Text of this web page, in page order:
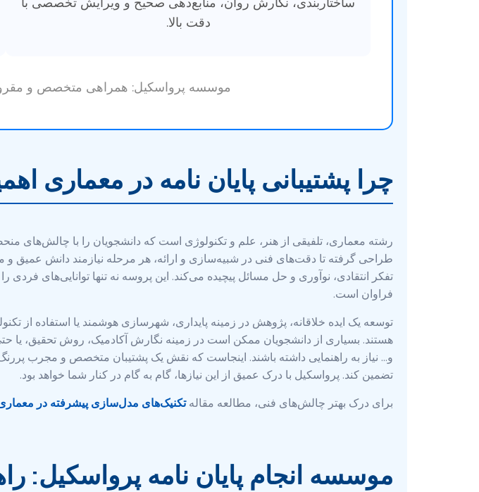
دقت بالا.
موسسه پرواسکیل: همراهی متخصص و
چرا پشتیبانی پایان نامه در معماری
رشته معماری، تلفیقی از هنر، علم و تکنولوژی است که دانشجویان را با چالش‌های
طراحی گرفته تا دقت‌های فنی در شبیه‌سازی و ارائه، هر مرحله نیازمند دانش عمیق و
تفکر انتقادی، نوآوری و حل مسائل پیچیده می‌کند. این پروسه نه تنها توانایی‌های
فراوان است.
توسعه یک ایده خلاقانه، پژوهش در زمینه پایداری، شهرسازی هوشمند یا استفاده
و… نیاز به راهنمایی داشته باشند. اینجاست که نقش یک پشتیبان متخصص و مجرب
تضمین کند. پرواسکیل با درک عمیق از این نیازها، گام به گام در کنار شما خواهد بود.
برای درک بهتر چالش‌های فنی، مطالعه مقالهتکنیک‌های مدل‌سازی پیشرفته در
موسسه انجام پایان نامه پرواسکیل: